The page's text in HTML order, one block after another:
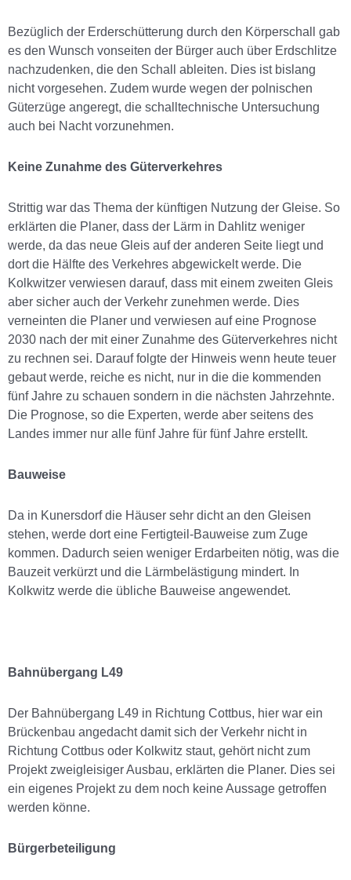
Bezüglich der Erderschütterung durch den Körperschall gab
es den Wunsch vonseiten der Bürger auch über Erdschlitze
nachzudenken, die den Schall ableiten. Dies ist bislang
nicht vorgesehen. Zudem wurde wegen der polnischen
Güterzüge angeregt, die schalltechnische Untersuchung
auch bei Nacht vorzunehmen.
Keine Zunahme des Güterverkehres
Strittig war das Thema der künftigen Nutzung der Gleise. So
erklärten die Planer, dass der Lärm in Dahlitz weniger
werde, da das neue Gleis auf der anderen Seite liegt und
dort die Hälfte des Verkehres abgewickelt werde. Die
Kolkwitzer verwiesen darauf, dass mit einem zweiten Gleis
aber sicher auch der Verkehr zunehmen werde. Dies
verneinten die Planer und verwiesen auf eine Prognose
2030 nach der mit einer Zunahme des Güterverkehres nicht
zu rechnen sei. Darauf folgte der Hinweis wenn heute teuer
gebaut werde, reiche es nicht, nur in die die kommenden
fünf Jahre zu schauen sondern in die nächsten Jahrzehnte.
Die Prognose, so die Experten, werde aber seitens des
Landes immer nur alle fünf Jahre für fünf Jahre erstellt.
Bauweise
Da in Kunersdorf die Häuser sehr dicht an den Gleisen
stehen, werde dort eine Fertigteil-Bauweise zum Zuge
kommen. Dadurch seien weniger Erdarbeiten nötig, was die
Bauzeit verkürzt und die Lärmbelästigung mindert. In
Kolkwitz werde die übliche Bauweise angewendet.
Bahnübergang L49
Der Bahnübergang L49 in Richtung Cottbus, hier war ein
Brückenbau angedacht damit sich der Verkehr nicht in
Richtung Cottbus oder Kolkwitz staut, gehört nicht zum
Projekt zweigleisiger Ausbau, erklärten die Planer. Dies sei
ein eigenes Projekt zu dem noch keine Aussage getroffen
werden könne.
Bürgerbeteiligung